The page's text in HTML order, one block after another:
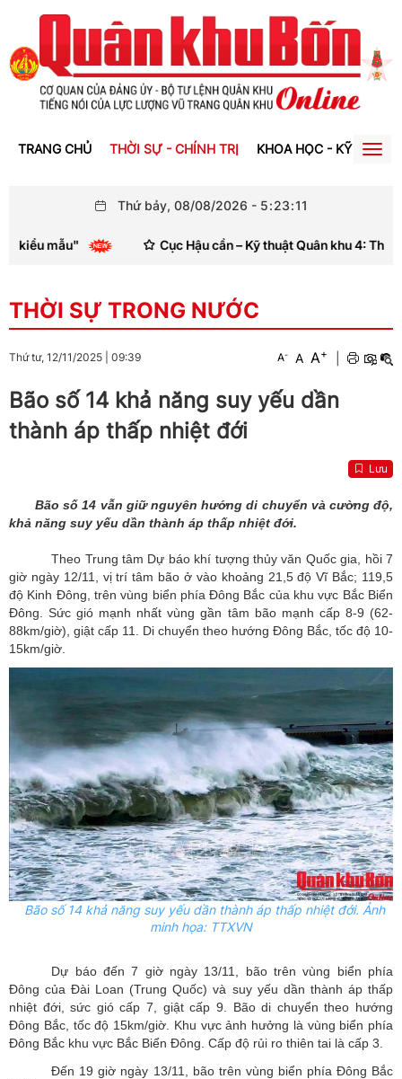
TRANG CHỦ THỜI SỰ - CHÍNH TRỊ KHOA HỌC - KỸ THUẬT
Thứ bảy, 08/08/2026 - 5:23:11
mẫu" Cục Hậu cần – Kỹ thuật Quân khu 4: Thông
THỜI SỰ TRONG NƯỚC
Thứ tư, 12/11/2025 09:39 A- A A+
Bão số 14 khả năng suy yếu dần
thành áp thấp nhiệt đới
Lưu
Bão số 14 vẫn giữ nguyên hướng di chuyển và cường độ,
khả năng suy yếu dần thành áp thấp nhiệt đới.
Theo Trung tâm Dự báo khí tượng thủy văn Quốc gia, hồi 7
giờ ngày 12/11, vị trí tâm bão ở vào khoảng 21,5 độ Vĩ Bắc; 119,5
độ Kinh Đông, trên vùng biển phía Đông Bắc của khu vực Bắc Biển
Đông. Sức gió mạnh nhất vùng gần tâm bão mạnh cấp 8-9 (62-
88km/giờ), giật cấp 11. Di chuyển theo hướng Đông Bắc, tốc độ 10-
15km/giờ.
Bão số 14 khả năng suy yếu dần thành áp thấp nhiệt đới. Ảnh
minh họa: TTXVN
Dự báo đến 7 giờ ngày 13/11, bão trên vùng biển phía
Đông của Đài Loan (Trung Quốc) và suy yếu dần thành áp thấp
nhiệt đới, sức gió cấp 7, giật cấp 9. Bão di chuyển theo hướng
Đông Bắc, tốc độ 15km/giờ. Khu vực ảnh hưởng là vùng biển phía
Đông Bắc khu vực Bắc Biển Đông. Cấp độ rủi ro thiên tai là cấp 3.
Đến 19 giờ ngày 13/11, bão trên vùng biển phía Đông Bắc